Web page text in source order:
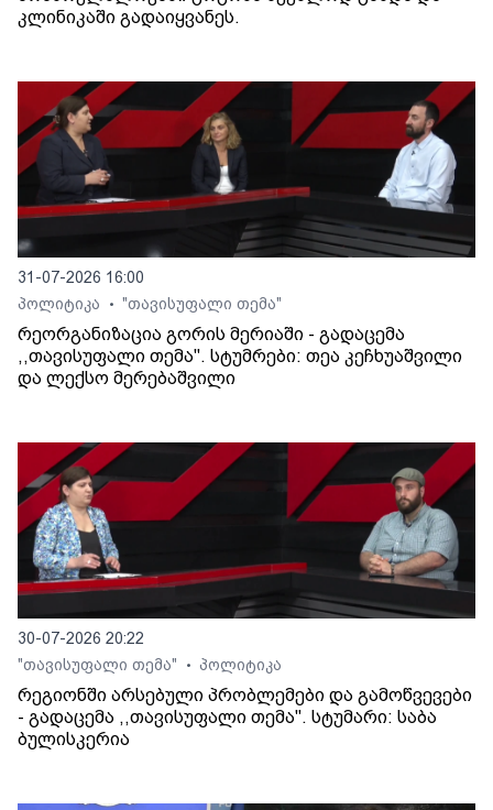
კლინიკაში გადაიყვანეს.
31-07-2026 16:00
პოლიტიკა
• "თავისუფალი თემა"
რეორგანიზაცია გორის მერიაში - გადაცემა
,,თავისუფალი თემა". სტუმრები: თეა კეჩხუაშვილი
და ლექსო მერებაშვილი
30-07-2026 20:22
"თავისუფალი თემა"
• პოლიტიკა
რეგიონში არსებული პრობლემები და გამოწვევები
- გადაცემა ,,თავისუფალი თემა". სტუმარი: საბა
ბულისკერია